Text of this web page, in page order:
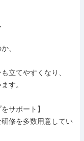
、
立てやすくなり、
す。
サポート】
修を多数用意してい